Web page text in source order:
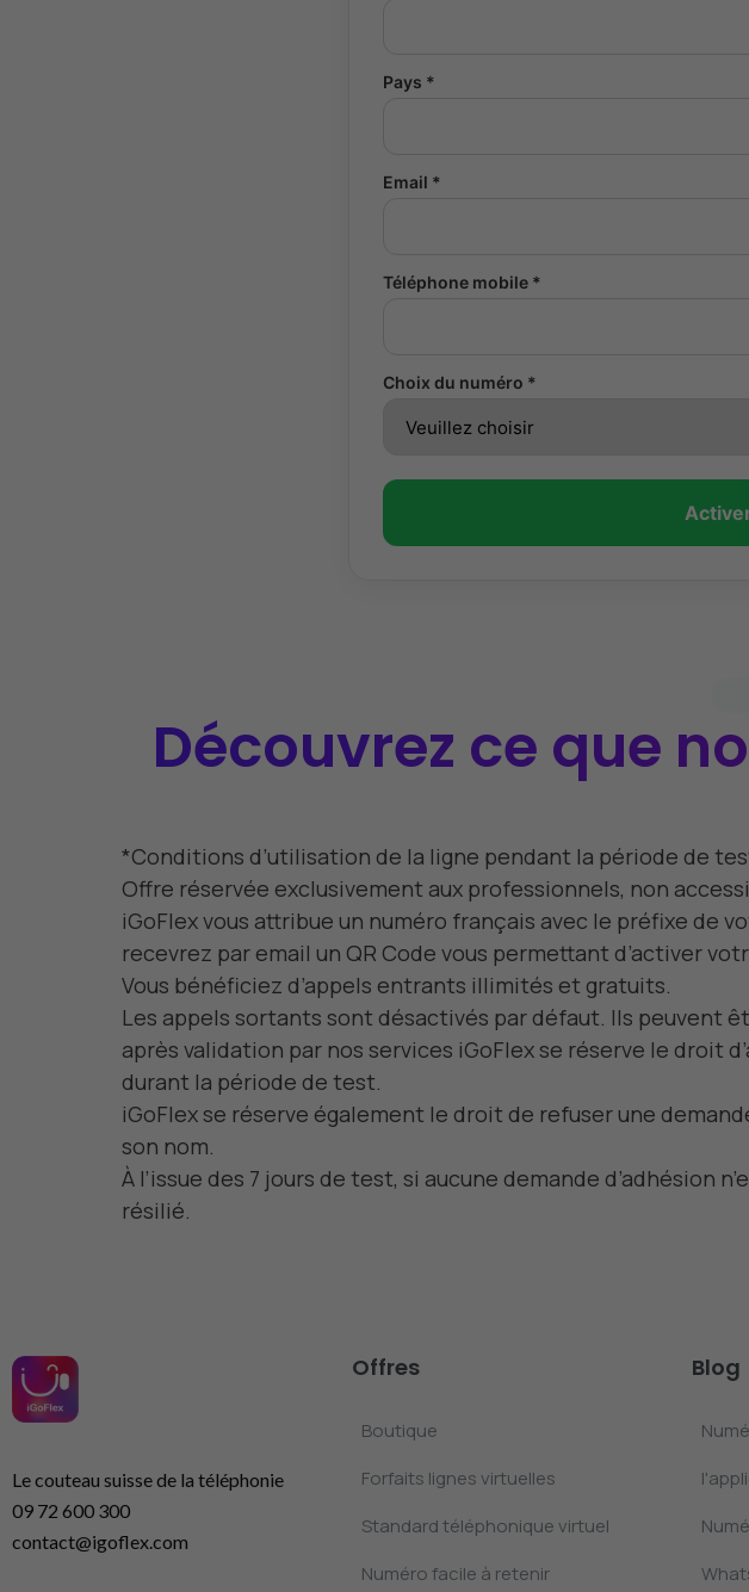
Pays *
Email *
Téléphone mobile *
Choix du numéro *
Découvrez ce que
*Conditions d’utilisation de la ligne pendant la période de
Offre réservée exclusivement aux professionnels, non
iGoFlex vous attribue un numéro français avec le préfixe
recevrez par email un QR Code vous permettant d’activer
Vous bénéficiez d’appels entrants illimités et gratuits.
Les appels sortants sont désactivés par défaut. Ils peuvent
après validation par nos services iGoFlex se réserve le droit
durant la période de test.
iGoFlex se réserve également le droit de refuser une
son nom.
À l’issue des 7 jours de test, si aucune demande
résilié.
Le couteau suisse de la téléphonie
09 72 600 300
contact@igoflex.com
Offres
Boutique
Forfaits lignes virtuelles
Standard téléphonique virtuel
Numéro facile à retenir
Blog